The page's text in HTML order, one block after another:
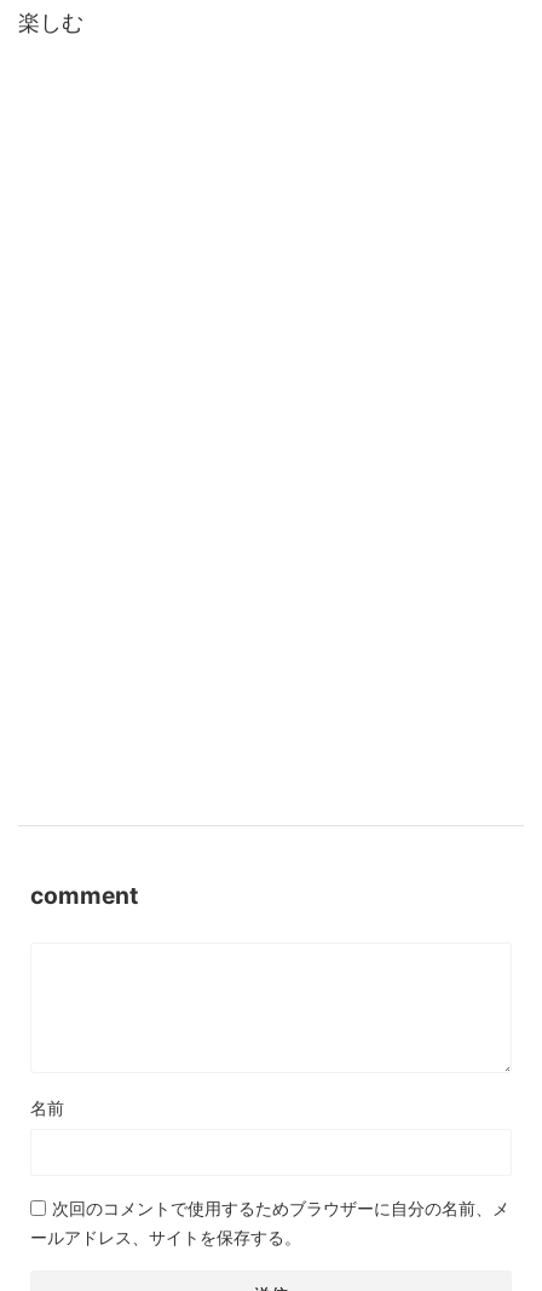
楽しむ
comment
名前
次回のコメントで使用するためブラウザーに自分の名前、メ
ールアドレス、サイトを保存する。